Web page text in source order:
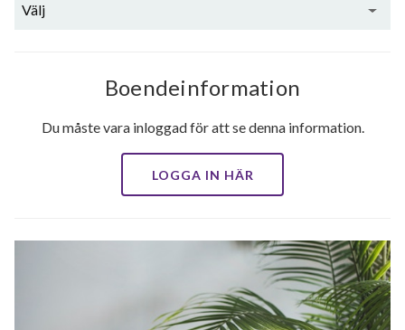
Välj
Boendeinformation
Du måste vara inloggad för att se denna information.
LOGGA IN HÄR